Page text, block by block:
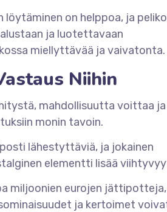
on helppoa, ja
ja luotettavaan
miellyttävää ja vaivatonta.
Niihin
mahdollisuutta voittaa ja
monin tavoin.
lähestyttäviä, ja jokainen
elementti lisää
miljoonien eurojen jättipotteja,
ja kertoimet